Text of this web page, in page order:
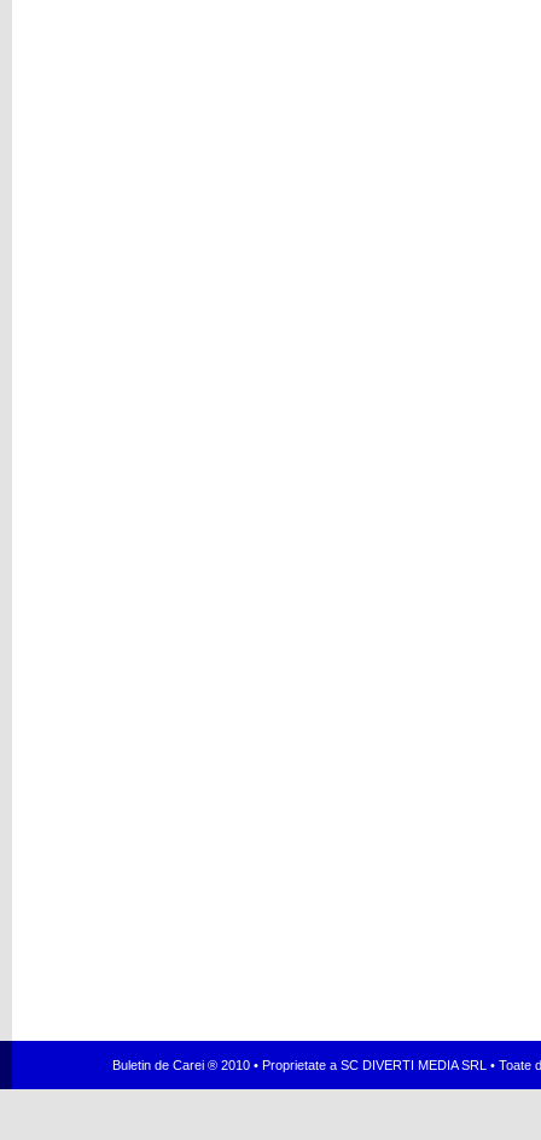
Buletin de Carei ® 2010 • Proprietate a SC DIVERTI MEDIA SRL •